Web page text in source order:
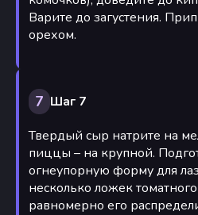
Варите до загустения.
орехом.
7 Шаг 7
Твердый сыр натрите на
пиццы – на крупной.
огнеупорную форму для
несколько ложек
равномерно его